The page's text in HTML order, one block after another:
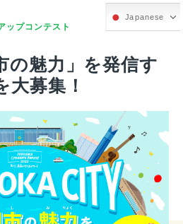
Japanese
ップコンテスト
の魅力」を発信す
大募集！